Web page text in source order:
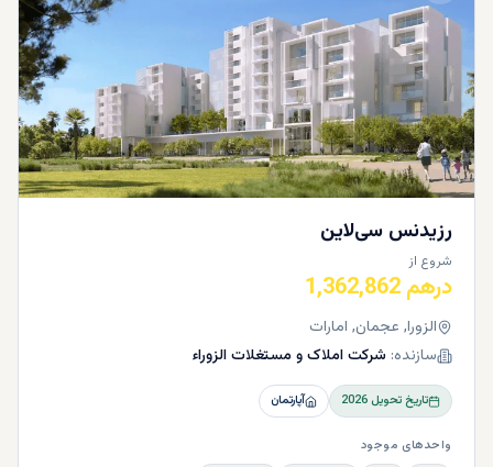
رزیدنس سی‌لاین
شروع از
درهم 1,362,862
الزورا, عجمان, امارات
سازنده: شرکت املاک و مستغلات الزوراء
تاریخ تحویل2026 آپارتمان
واحدهای موجود